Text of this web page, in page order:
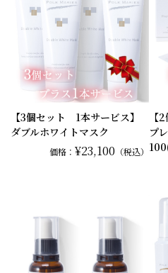
【3個セット 1本サービス】
ダブルホワイトマスク
価格：¥23,100 （税込）
【
プ